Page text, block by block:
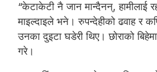
“केटाकेटी नै जान मान्दैनन्, हामीलाई
माइल्दाइले भने। रुपन्देहीको ढवाह र
उनका दुइटा घडेरी थिए। छोराको
गरे।